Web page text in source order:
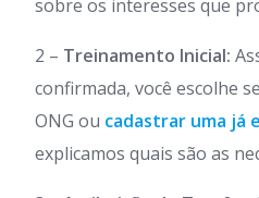
sobre os interesses que
2 – Treinamento Inicial:
confirmada, você escolhe
ONG ou cadastrar uma já
explicamos quais são as